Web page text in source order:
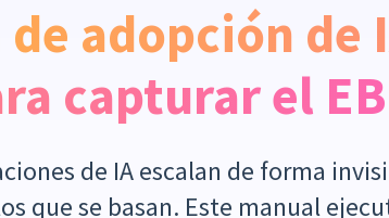
adopción de
capturar el
de IA escalan de forma
que se basan. Este manual